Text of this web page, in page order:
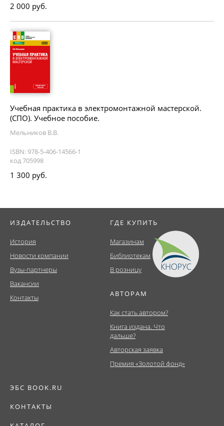
2 000 руб.
Учебная практика в электромонтажной мастерской.
(СПО). Учебное пособие.
Мельников В.В.
ISBN: 978-5-406-14566-1
код 705998
1 300 руб.
ИЗДАТЕЛЬСТВО
История
Новости компании
Вузы-партнеры
Вакансии
Контакты
ГДЕ КУПИТЬ
Магазинам
Библиотекам
В розницу
АВТОРАМ
Как стать автором?
Книга издана. Что
дальше?
Авторская заявка
Премия «Золотой фонд»
ЭБС BOOK.RU
КОНТАКТЫ